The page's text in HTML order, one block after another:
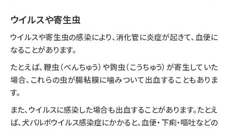
ウイルスや寄生虫
ウイルスや寄生虫の感染により、消化管に炎症が起きて、血便に
なることがあります。
たとえば、鞭虫（べんちゅう）や鉤虫（こうちゅう）が寄生していた
場合、これらの虫が腸粘膜に噛みついて出血することもありま
す。
また、ウイルスに感染した場合も出血することがあります。たとえ
ば、犬パルボウイルス感染症にかかると、血便・下痢・嘔吐などの